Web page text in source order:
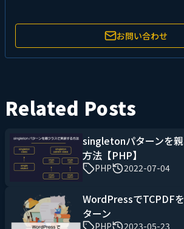
お問い合わせ
Related Posts
singletonパターンを
方法【PHP】
PHP 2022-07-04
WordPressでTCPDF
ターン
PHP 2023-05-23